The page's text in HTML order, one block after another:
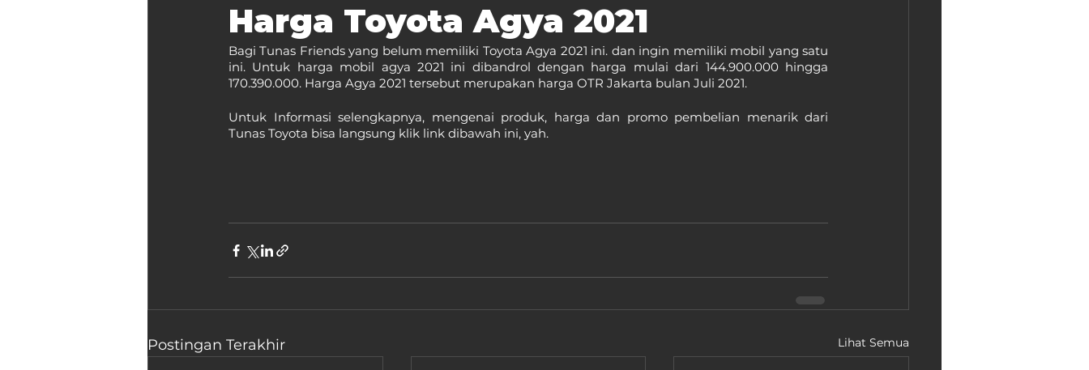
Harga Toyota Agya 2021
Bagi Tunas Friends yang belum memiliki Toyota Agya 2021 ini. dan ingin memiliki mobil yang satu
ini. Untuk harga mobil agya 2021 ini dibandrol dengan harga mulai dari 144.900.000 hingga
170.390.000. Harga Agya 2021 tersebut merupakan harga OTR Jakarta bulan Juli 2021.
Untuk Informasi selengkapnya, mengenai produk, harga dan promo pembelian menarik dari
Tunas Toyota bisa langsung klik link dibawah ini, yah.
Postingan Terakhir Lihat Semua